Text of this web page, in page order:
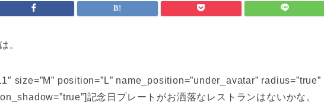
。
size=”M” position=”L” name_position=”under_avatar” radius=”true”
記念日プレートがお洒落なレストランはないかな。